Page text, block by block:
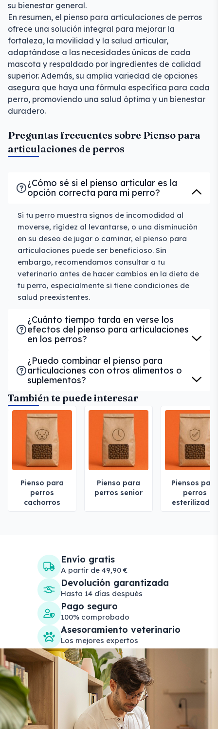
su bienestar general.
En resumen, el pienso para articulaciones de perros
ofrece una solución integral para mejorar la
fortaleza, la movilidad y la salud articular,
adaptándose a las necesidades únicas de cada
mascota y respaldado por ingredientes de calidad
superior. Además, su amplia variedad de opciones
asegura que haya una fórmula específica para cada
perro, promoviendo una salud óptima y un bienestar
duradero.
Preguntas frecuentes sobre Pienso para
articulaciones de perros
¿Cómo sé si el pienso articular es la
opción correcta para mi perro?
Si tu perro muestra signos de incomodidad al
moverse, rigidez al levantarse, o una disminución
en su deseo de jugar o caminar, el pienso para
articulaciones puede ser beneficioso. Sin
embargo, recomendamos consultar a tu
veterinario antes de hacer cambios en la dieta de
tu perro, especialmente si tiene condiciones de
salud preexistentes.
¿Cuánto tiempo tarda en verse los
efectos del pienso para articulaciones
en los perros?
¿Puedo combinar el pienso para
articulaciones con otros alimentos o
suplementos?
También te puede interesar
Pienso para
perros
cachorros
Pienso para
perros senior
Piensos para
perros
esterilizados
Envío gratis
A partir de 49,90 €
Devolución garantizada
Hasta 14 días después
Pago seguro
100% comprobado
Asesoramiento veterinario
Los mejores expertos